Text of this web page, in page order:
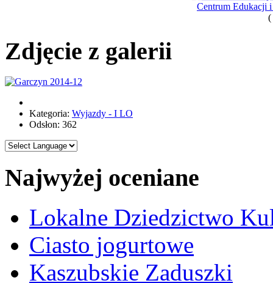
Centrum Edukacji
(
Zdjęcie z galerii
Kategoria: Wyjazdy - I LO
Odsłon: 362
Najwyżej oceniane
Lokalne Dziedzictwo
Ciasto jogurtowe
Kaszubskie Zaduszki